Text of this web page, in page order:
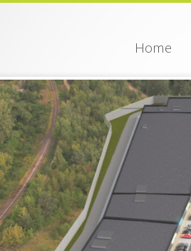
Home